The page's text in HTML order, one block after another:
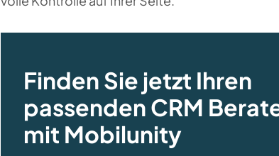
Finden Sie jetzt Ihren
passenden CRM
mit Mobilunity